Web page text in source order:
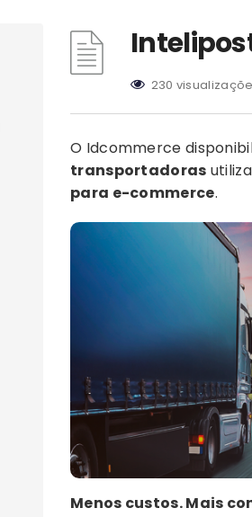
230
O Idcommerce
transportadoras
para e-commerce.
Menos custos. Mais